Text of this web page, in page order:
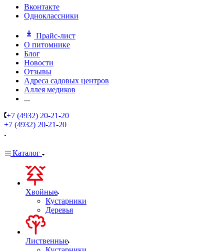
Вконтакте
Одноклассники
Прайс-лист
О питомнике
Блог
Новости
Отзывы
Адреса садовых центров
Аллея медиков
...
+7 (4932) 20-21-20
+7 (4932) 20-21-20
Каталог
Хвойные
Кустарники
Деревья
Лиственные